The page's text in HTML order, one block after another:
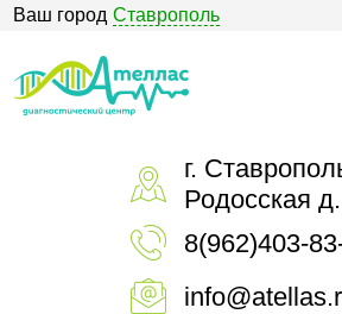
Ваш город Ставрополь
г.
Родосская
8(962)403-